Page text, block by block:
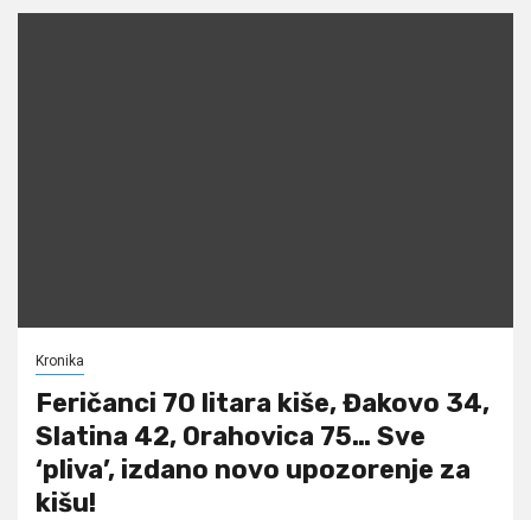
Kronika
Feričanci 70 litara kiše, Đakovo 34,
Slatina 42, Orahovica 75… Sve
‘pliva’, izdano novo upozorenje za
kišu!